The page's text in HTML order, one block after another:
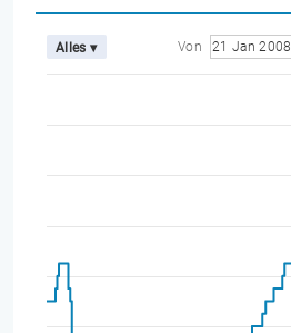
Alles ▾ Von 21 Jan 2008